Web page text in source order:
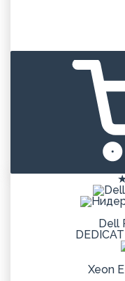
Dell
Xeon